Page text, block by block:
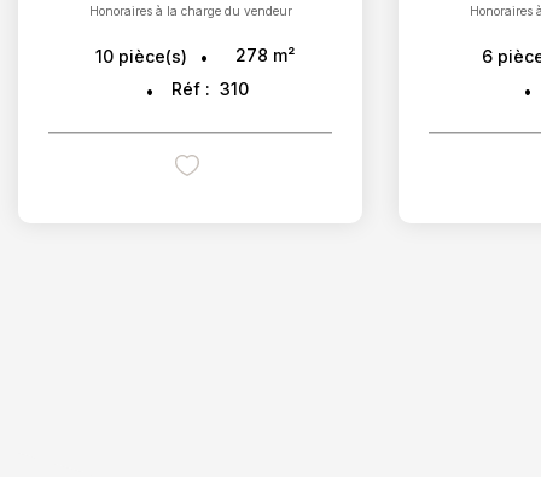
Honoraires à la charge du vendeur
10 pièce(s) 278 m²
Réf : 310
Honoraires
6